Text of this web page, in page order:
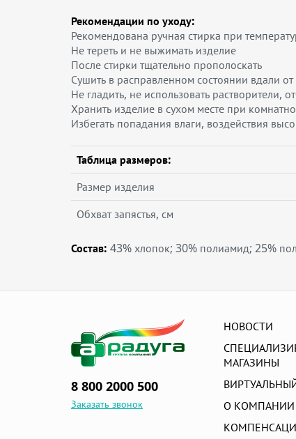
Рекомендации по уходу:
Рекомендована ручная стирка при
Не тереть и не выжимать изделие
После стирки тщательно прополоскать
Сушить в расправленном состоянии вдали
Не гладить, не использовать растворители,
Хранить изделие в сухом месте при
Избегать попадания влаги, воздействия
Таблица размеров:
Размер изделия
Обхват запястья, см
Состав: 43% хлопок; 30% полиамид; 25%
8 800 2000 500
Заказать звонок
НОВОСТИ
МАГАЗИНЫ
О КОМПАНИИ